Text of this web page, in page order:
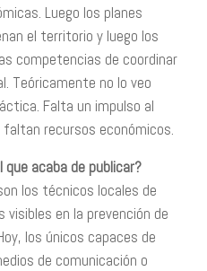
Luego los planes
el territorio y luego los
competencias de coordinar
Teóricamente no lo veo
Falta un impulso al
recursos económicos.
que acaba de publicar?
los técnicos locales de
visibles en la prevención de
los únicos capaces de
de comunicación o